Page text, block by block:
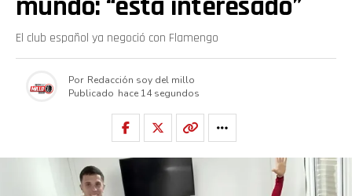
El club español ya negoció con Flamengo
Por Redacción soy del millo
Publicado hace 14 segundos